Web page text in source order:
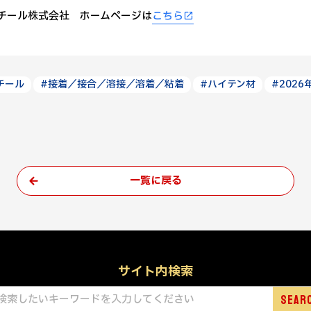
ール株式会社 ホームページはこちら
ール #接着／接合／溶接／溶着／粘着 #ハイテン材 #2026
一覧に戻る
サイト内検索